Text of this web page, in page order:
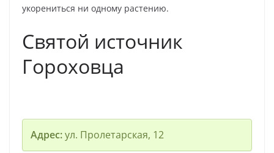
укорениться ни одному растению.
Святой источник
Гороховца
Адрес:ул. Пролетарская, 12